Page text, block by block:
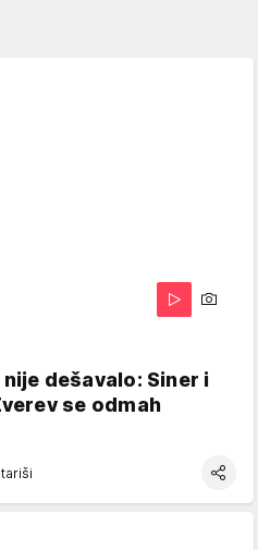
dešavalo: Siner i
se odmah